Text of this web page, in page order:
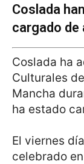
Coslada
cargado de
Coslada ha
Culturales
Mancha
ha estado
El viernes
celebrado